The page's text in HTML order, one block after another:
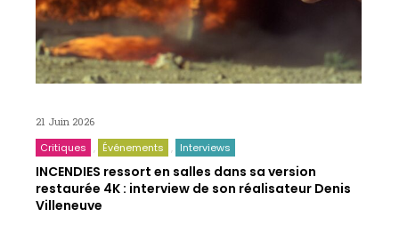
21 Juin 2026
Critiques Événements Interviews
INCENDIES ressort en salles dans sa version
restaurée 4K : interview de son réalisateur Denis
Villeneuve